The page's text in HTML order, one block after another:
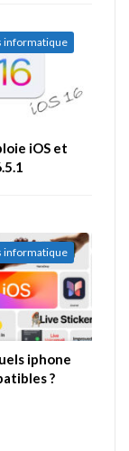
informatique
iOS et
informatique
iphone
?